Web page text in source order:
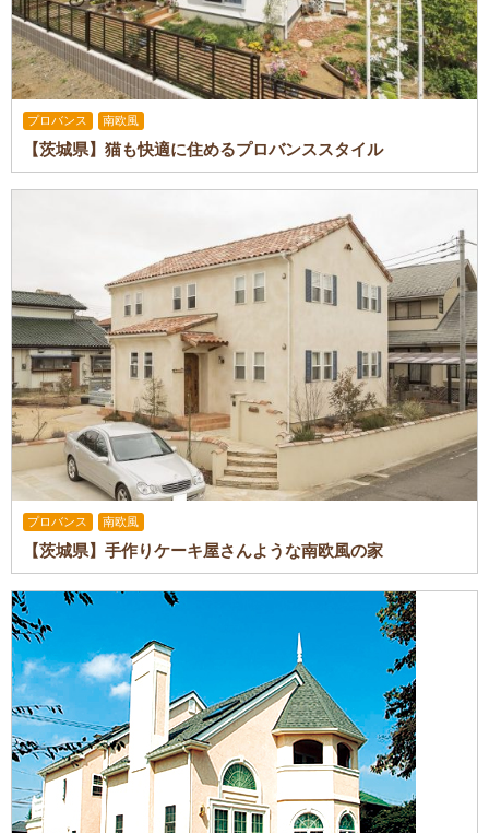
プロバンス 南欧風
【茨城県】猫も快適に住めるプロバンススタイル
プロバンス 南欧風
【茨城県】手作りケーキ屋さんような南欧風の家